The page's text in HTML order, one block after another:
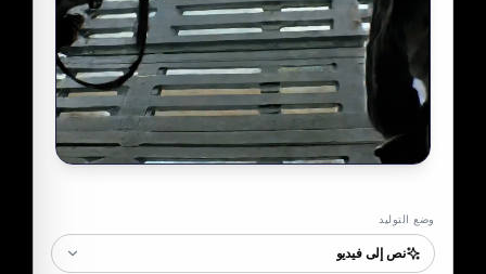
وضع التوليد
نص إلى فيديو